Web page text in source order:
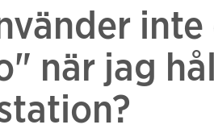
när jag